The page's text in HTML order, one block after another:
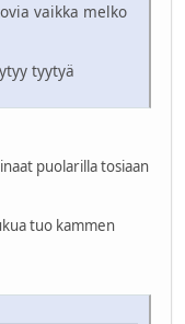
vaikka melko
tyytyä
puolarilla tosiaan
tuo kammen